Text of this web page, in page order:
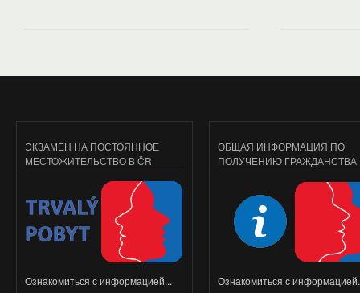
ЭКЗАМЕН НА ПОСТОЯННОЕ
МЕСТОЖИТЕЛЬСТВО В ČR
Ознакомиться с информацией...
ОБЩАЯ ИНФОРМАЦИЯ ПО
ПОЛУЧЕНИЮ ГРАЖДАНСТВА
Ознакомиться с